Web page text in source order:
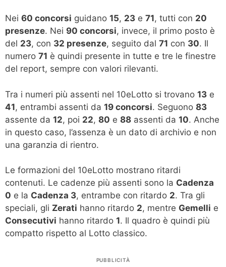
Nei 60 concorsi guidano 15, 23 e 71, tutti con 20
presenze. Nei 90 concorsi, invece, il primo posto è
del 23, con 32 presenze, seguito dal 71 con 30. Il
numero 71 è quindi presente in tutte e tre le finestre
del report, sempre con valori rilevanti.
Tra i numeri più assenti nel 10eLotto si trovano 13 e
41, entrambi assenti da 19 concorsi. Seguono 83
assente da 12, poi 22, 80 e 88 assenti da 10. Anche
in questo caso, l’assenza è un dato di archivio e non
una garanzia di rientro.
Le formazioni del 10eLotto mostrano ritardi
contenuti. Le cadenze più assenti sono la Cadenza
0 e la Cadenza 3, entrambe con ritardo 2. Tra gli
speciali, gli Zerati hanno ritardo 2, mentre Gemelli e
Consecutivi hanno ritardo 1. Il quadro è quindi più
compatto rispetto al Lotto classico.
PUBBLICITÀ